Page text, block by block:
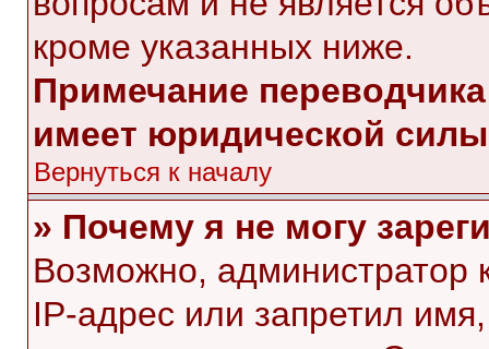
кроме указанных ниже.
Примечание
имеет юридической
Вернуться к началу
» Почему я не могу
Возможно, администратор
IP-адрес или запретил